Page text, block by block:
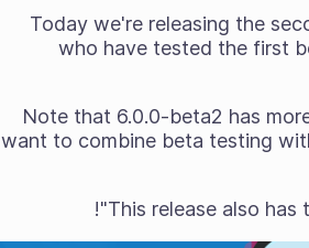
Today we're releasing the
who have tested the first
Note that 6.0.0-beta2 has
want to combine beta testing
This release also has